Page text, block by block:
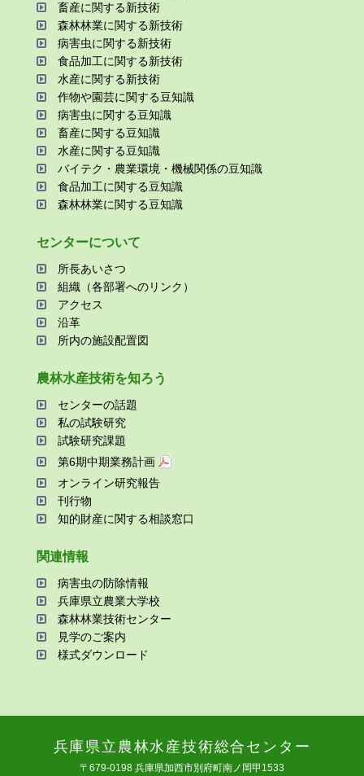
畜産に関する新技術
森林林業に関する新技術
病害⾍に関する新技術
⾷品加⼯に関する新技術
⽔産に関する新技術
作物や園芸に関する⾖知識
病害⾍に関する⾖知識
畜産に関する⾖知識
⽔産に関する⾖知識
バイテク・農業環境・機械関係の⾖知識
⾷品加⼯に関する⾖知識
森林林業に関する⾖知識
センターについて
所⻑あいさつ
組織（各部署へのリンク）
アクセス
沿⾰
所内の施設配置図
農林⽔産技術を知ろう
センターの話題
私の試験研究
試験研究課題
第6期中期業務計画
オンライン研究報告
刊⾏物
知的財産に関する相談窓⼝
関連情報
病害⾍の防除情報
兵庫県⽴農業⼤学校
森林林業技術センター
⾒学のご案内
様式ダウンロード
兵庫県⽴農林⽔産技術総合センター
〒679-0198 兵庫県加⻄市別府町南ノ岡甲1533